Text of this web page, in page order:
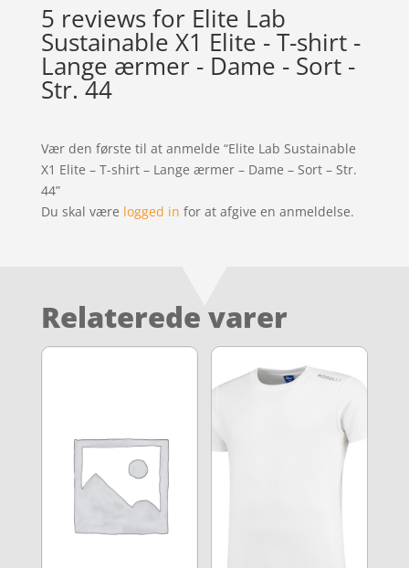
5 reviews for Elite Lab
Sustainable X1 Elite - T-shirt -
Lange ærmer - Dame - Sort -
Str. 44
Vær den første til at anmelde “Elite Lab Sustainable
X1 Elite – T-shirt – Lange ærmer – Dame – Sort – Str.
44”
Du skal være logged in for at afgive en anmeldelse.
Relaterede varer